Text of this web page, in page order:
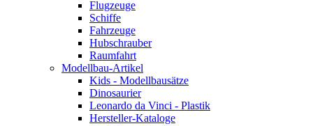
Flugzeuge
Schiffe
Fahrzeuge
Hubschrauber
Raumfahrt
Modellbau-Artikel
Kids - Modellbausätze
Dinosaurier
Leonardo da Vinci - Plastik
Hersteller-Kataloge